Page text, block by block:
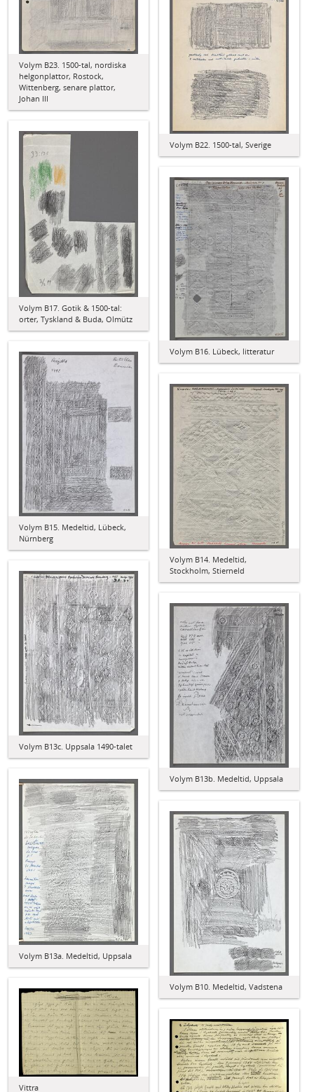
Volym B23. 1500-tal, nordiska
helgonplattor, Rostock,
Wittenberg, senare plattor,
Johan III
Volym B22. 1500-tal, Sverige
Volym B17. Gotik & 1500-tal:
orter, Tyskland & Buda, Olmütz
Volym B16. Lübeck, litteratur
Volym B15. Medeltid, Lübeck,
Nürnberg
Volym B14. Medeltid,
Stockholm, Stierneld
Volym B13c. Uppsala 1490-talet
Volym B13b. Medeltid, Uppsala
Volym B13a. Medeltid, Uppsala
Volym B10. Medeltid, Vadstena
Vittra